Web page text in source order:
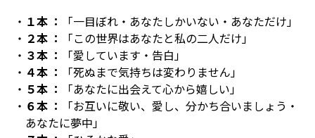
１本 ：
「一目ぼれ・あなたしかいない・あなただけ」
２本 ：
「この世界はあなたと私の二人だけ」
３本 ：
「愛しています・告白」
４本 ：
「死ぬまで気持ちは変わりません」
５本 ：
「あなたに出会えて心から嬉しい」
６本 ：
「お互いに敬い、愛し、分かち合いましょう・
あなたに夢中」